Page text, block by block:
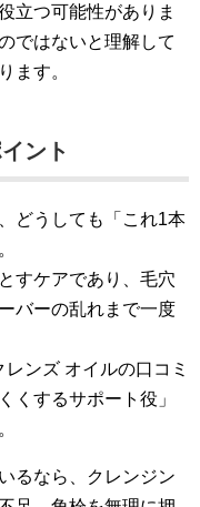
立つ可能性がありま
ではないと理解して
ます。
ント
どうしても「これ1本
すケアであり、毛穴
バーの乱れまで一度
ンズ オイルの口コミ
くするサポート役」
るなら、クレンジン